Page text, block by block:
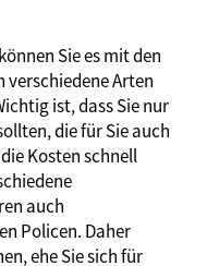
Sie es mit den
verschiedene Arten
ist, dass Sie nur
die für Sie auch
Kosten schnell
auch
Policen. Daher
ehe Sie sich für